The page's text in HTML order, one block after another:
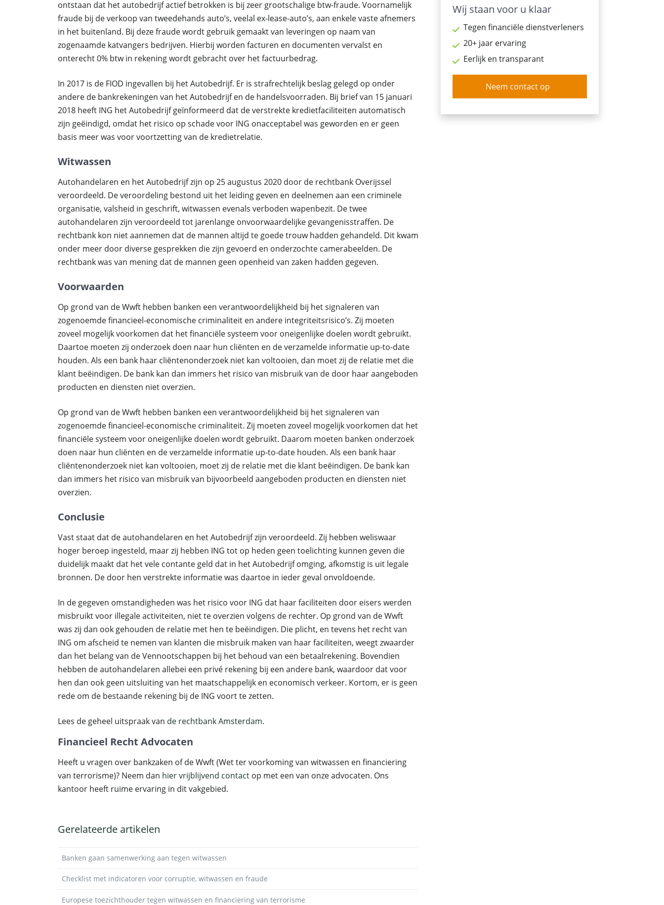
ontstaan dat het autobedrijf actief betrokken is bij zeer grootschalige btw-fraude. Voornamelijk
fraude bij de verkoop van tweedehands auto’s, veelal ex-lease-auto’s, aan enkele vaste afnemers
in het buitenland. Bij deze fraude wordt gebruik gemaakt van leveringen op naam van
zogenaamde katvangers bedrijven. Hierbij worden facturen en documenten vervalst en
onterecht 0% btw in rekening wordt gebracht over het factuurbedrag.
In 2017 is de FIOD ingevallen bij het Autobedrijf. Er is strafrechtelijk beslag gelegd op onder
andere de bankrekeningen van het Autobedrijf en de handelsvoorraden. Bij brief van 15 januari
2018 heeft ING het Autobedrijf geïnformeerd dat de verstrekte kredietfaciliteiten automatisch
zijn geëindigd, omdat het risico op schade voor ING onacceptabel was geworden en er geen
basis meer was voor voortzetting van de kredietrelatie.
Witwassen
Autohandelaren en het Autobedrijf zijn op 25 augustus 2020 door de rechtbank Overijssel
veroordeeld. De veroordeling bestond uit het leiding geven en deelnemen aan een criminele
organisatie, valsheid in geschrift, witwassen evenals verboden wapenbezit. De twee
autohandelaren zijn veroordeeld tot jarenlange onvoorwaardelijke gevangenisstraffen. De
rechtbank kon niet aannemen dat de mannen altijd te goede trouw hadden gehandeld. Dit kwam
onder meer door diverse gesprekken die zijn gevoerd en onderzochte camerabeelden. De
rechtbank was van mening dat de mannen geen openheid van zaken hadden gegeven.
Voorwaarden
Op grond van de Wwft hebben banken een verantwoordelijkheid bij het signaleren van
zogenoemde financieel-economische criminaliteit en andere integriteitsrisico’s. Zij moeten
zoveel mogelijk voorkomen dat het financiële systeem voor oneigenlijke doelen wordt gebruikt.
Daartoe moeten zij onderzoek doen naar hun cliënten en de verzamelde informatie up-to-date
houden. Als een bank haar cliëntenonderzoek niet kan voltooien, dan moet zij de relatie met die
klant beëindigen. De bank kan dan immers het risico van misbruik van de door haar aangeboden
producten en diensten niet overzien.
Op grond van de Wwft hebben banken een verantwoordelijkheid bij het signaleren van
zogenoemde financieel-economische criminaliteit. Zij moeten zoveel mogelijk voorkomen dat het
financiële systeem voor oneigenlijke doelen wordt gebruikt. Daarom moeten banken onderzoek
doen naar hun cliënten en de verzamelde informatie up-to-date houden. Als een bank haar
cliëntenonderzoek niet kan voltooien, moet zij de relatie met die klant beëindigen. De bank kan
dan immers het risico van misbruik van bijvoorbeeld aangeboden producten en diensten niet
overzien.
Conclusie
Vast staat dat de autohandelaren en het Autobedrijf zijn veroordeeld. Zij hebben weliswaar
hoger beroep ingesteld, maar zij hebben ING tot op heden geen toelichting kunnen geven die
duidelijk maakt dat het vele contante geld dat in het Autobedrijf omging, afkomstig is uit legale
bronnen. De door hen verstrekte informatie was daartoe in ieder geval onvoldoende.
In de gegeven omstandigheden was het risico voor ING dat haar faciliteiten door eisers werden
misbruikt voor illegale activiteiten, niet te overzien volgens de rechter. Op grond van de Wwft
was zij dan ook gehouden de relatie met hen te beëindigen. Die plicht, en tevens het recht van
ING om afscheid te nemen van klanten die misbruik maken van haar faciliteiten, weegt zwaarder
dan het belang van de Vennootschappen bij het behoud van een betaalrekening. Bovendien
hebben de autohandelaren allebei een privé rekening bij een andere bank, waardoor dat voor
hen dan ook geen uitsluiting van het maatschappelijk en economisch verkeer. Kortom, er is geen
rede om de bestaande rekening bij de ING voort te zetten.
Lees de geheel uitspraak van de rechtbank Amsterdam.
Financieel Recht Advocaten
Heeft u vragen over bankzaken of de Wwft (Wet ter voorkoming van witwassen en financiering
van terrorisme)? Neem dan hier vrijblijvend contact op met een van onze advocaten. Ons
kantoor heeft ruime ervaring in dit vakgebied.
Gerelateerde artikelen
Banken gaan samenwerking aan tegen witwassen
Checklist met indicatoren voor corruptie, witwassen en fraude
Europese toezichthouder tegen witwassen en financiering van terrorisme
Wij staan voor u klaar
Tegen financiële dienstverleners
20+ jaar ervaring
Eerlijk en transparant
Neem contact op